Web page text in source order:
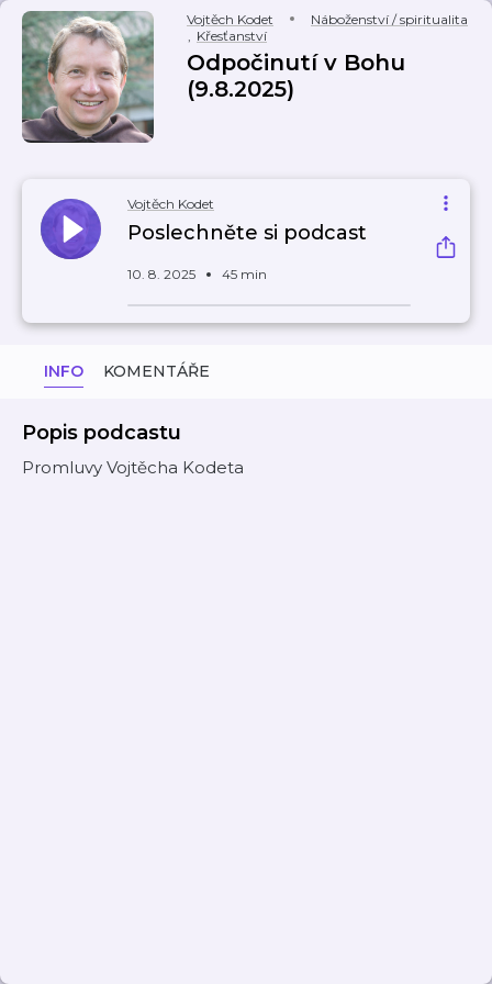
Vojtěch Kodet
Náboženství / spiritualita
, Křesťanství
Odpočinutí v Bohu
(9.8.2025)
Vojtěch Kodet
Poslechněte si podcast
10. 8. 2025 45 min
INFO KOMENTÁŘE
Popis podcastu
Promluvy Vojtěcha Kodeta